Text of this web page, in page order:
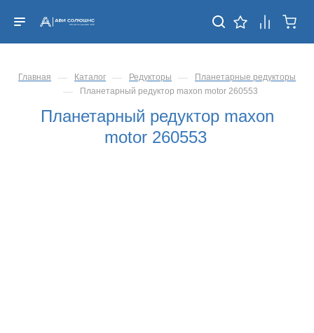
Главная — Каталог — Редукторы — Планетарные редукторы
— Планетарный редуктор maxon motor 260553
Планетарный редуктор maxon
motor 260553